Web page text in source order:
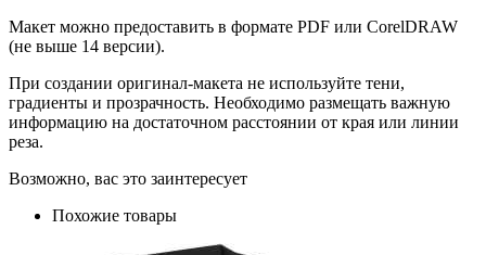
Макет можно предоставить в формате PDF или CorelDRAW
(не выше 14 версии).
При создании оригинал-макета не используйте тени,
градиенты и прозрачность. Необходимо размещать важную
информацию на достаточном расстоянии от края или линии
реза.
Возможно, вас это заинтересует
Похожие товары